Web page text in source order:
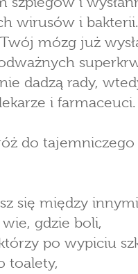
wirusów i
mózg już
dadzą rady,
i farmaceuci.
do tajemniczego
się między
gdzie boli,
po wypiciu
toalety,